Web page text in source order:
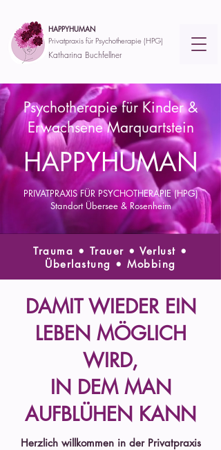
Katharina Buchfellner
HAPPYHUMAN
Privatpraxis für Psychotherapie (HPG)
Psychotherapie für Kinder &
Erwachsene Marquartstein
HAPPYHUMAN
PRIVATPRAXIS FÜR PSYCHOTHERAPIE(HPG)
Standort Übersee & Rosenheim
Trauma • Trauer • Verlust •
Überlastung • Mobbing
DAMIT WIEDER EIN
LEBEN MÖGLICH
WIRD,
IN DEM MAN
AUFBLÜHEN KANN
Herzlich willkommen in der Privatpraxis